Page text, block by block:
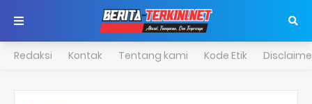
Redaksi Kontak Tentang kami Kode Etik